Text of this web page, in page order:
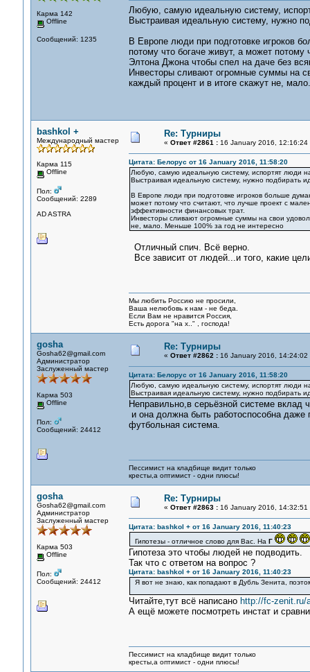
Карма 142
Offline
Сообщений: 1235
Любую, самую идеальную систему,
Выстраивая идеальную систему, нужно
В Европе люди при подготовке игроков
потому что богаче живут, а может
Элтона Джона чтобы спел на даче без
Инвесторы сливают огромные суммы на
каждый процент и в итоге скажут не,
bashkol +
Международный мастер
Карма 115
Offline
Пол:
Сообщений: 2289
AD ASTRA
Re: Турниры
« Ответ #2861 :16 January 2016, 12:16:24
Цитата: Белорус от 16 January 2016, 11:58:20
Любую, самую идеальную систему, испортят люди
Выстраивая идеальную систему, нужно подбирать
В Европе люди при подготовке игроков больше
может потому что считают, что лучше проект с
эффективности финансовых трат.
Инвесторы сливают огромные суммы на свои
не, мало. Меньше 100% за год не интересно
Отличный спич. Всё верно.
Все зависит от людей...и того, какие
Мы любить Россию не просили,
Ваша нелюбовь к нам - не беда.
Если Вам не нравится Россия,
Есть дорога "на х.." , господа!
gosha
Gosha62@gmail.com
Администратор
Заслуженный мастер
Карма 503
Offline
Пол:
Сообщений: 24412
Re: Турниры
« Ответ #2862 :16 January 2016, 14:24:02
Цитата: Белорус от 16 January 2016, 11:58:20
Любую, самую идеальную систему, испортят люди
Выстраивая идеальную систему, нужно подбирать
Неправильно,в серьёзной системе вклад
и она должна быть работоспособна даже
футбольная система.
Пессимист на кладбище видит только
кресты,а оптимист - одни плюсы!
gosha
Gosha62@gmail.com
Администратор
Заслуженный мастер
Карма 503
Offline
Пол:
Сообщений: 24412
Re: Турниры
« Ответ #2863 :16 January 2016, 14:32:51
Цитата: bashkol + от 16 January 2016, 11:40:23
Гипотезы - отличное слово для Вас. На Г
Гипотеза это чтобы людей не подводить.
Так что с ответом на вопрос ?
Цитата: bashkol + от 16 January 2016, 11:40:23
Я вот не знаю, как попадают в Дубль Зенита,
Читайте,тут всё написано http://fc-zenit.ru/
А ещё можете посмотреть инстат и
Пессимист на кладбище видит только
кресты,а оптимист - одни плюсы!